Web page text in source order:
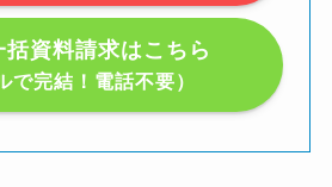
括資料請求はこちら
で完結！電話不要）